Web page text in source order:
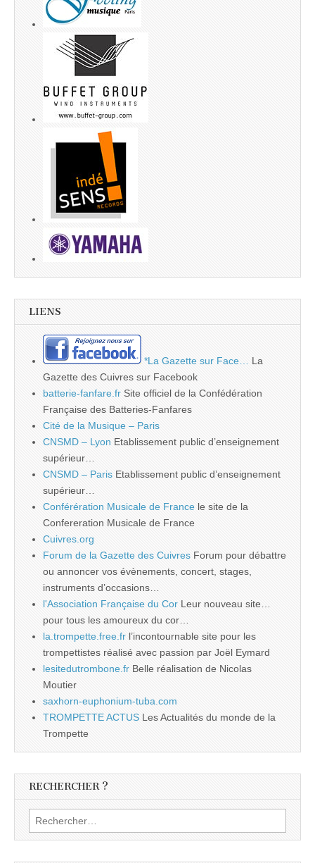
LIENS
*La Gazette sur Face…
La
Gazette des Cuivres sur Facebook
batterie-fanfare.fr Site officiel de la Confédération
Française des Batteries-Fanfares
Cité de la Musique – Paris
CNSMD – Lyon Etablissement public d’enseignement
supérieur…
CNSMD – Paris Etablissement public d’enseignement
supérieur…
Conférération Musicale de France le site de la
Confereration Musicale de France
Cuivres.org
Forum de la Gazette des Cuivres Forum pour débattre
ou annoncer vos évènements, concert, stages,
instruments d’occasions…
l'Association Française du Cor Leur nouveau site…
pour tous les amoureux du cor…
la.trompette.free.fr l’incontournable site pour les
trompettistes réalisé avec passion par Joël Eymard
lesitedutrombone.fr Belle réalisation de Nicolas
Moutier
saxhorn-euphonium-tuba.com
TROMPETTE ACTUS Les Actualités du monde de la
Trompette
RECHERCHER ?
Rechercher :